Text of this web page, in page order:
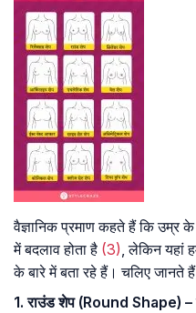
वैज्ञानिक प्रमाण कहते हैं कि
में बदलाव होता है (3), लेकिन यहां
के बारे में बता रहे हैं। चलिए जानते
1. राउंड शेप (Round Shape) –